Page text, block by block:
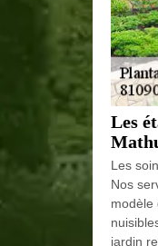
Les
Les
Nos
modèle
jardin